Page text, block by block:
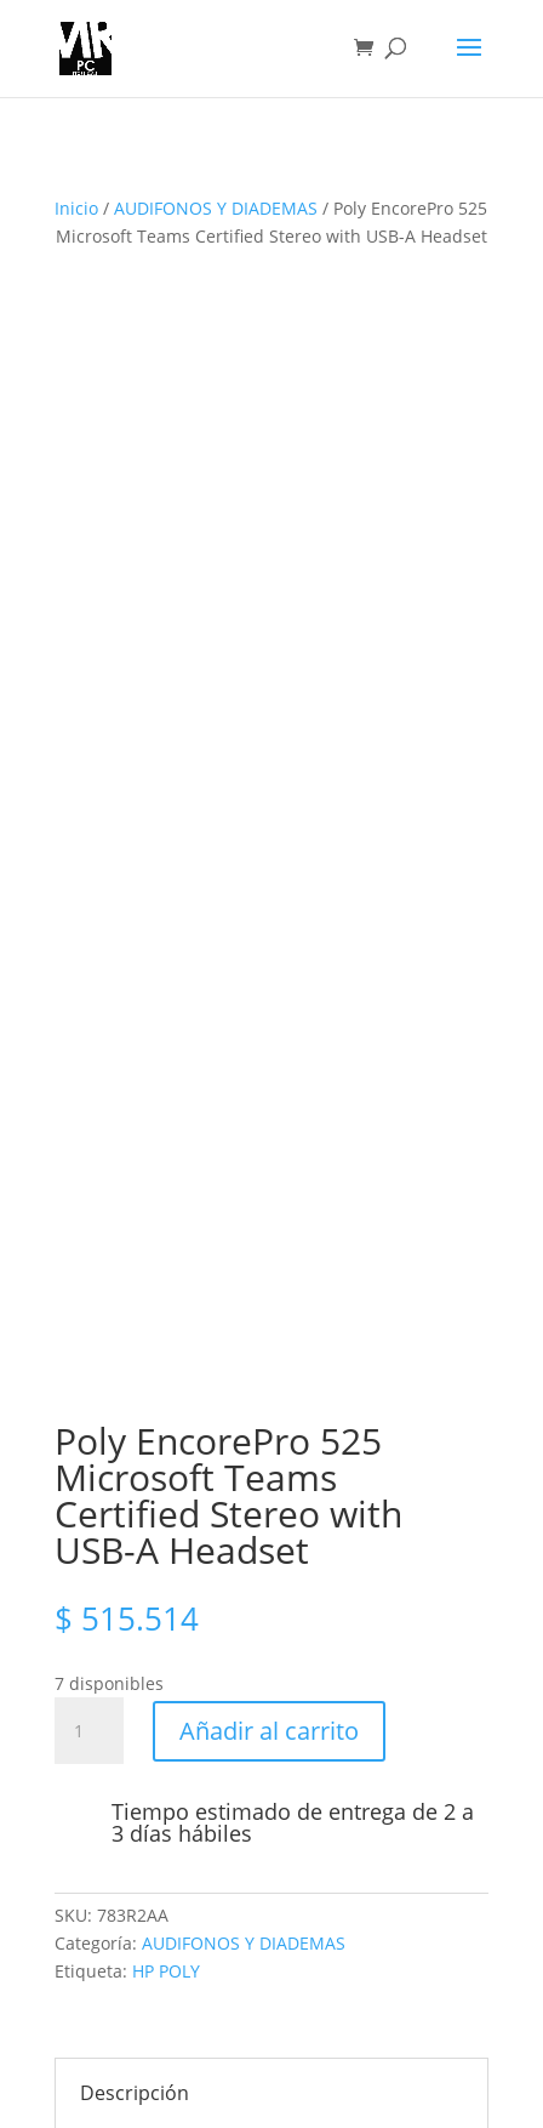
Inicio /AUDIFONOS Y DIADEMAS / Poly EncorePro 525
Microsoft Teams Certified Stereo with USB-A Headset
Poly EncorePro 525
Microsoft Teams
Certified Stereo with
USB-A Headset
$ 515.514
7 disponibles
EncorePro
Certified
with
USB-
A
Headset
Añadir al carrito
Tiempo estimado de entrega de 2 a
3 días hábiles
SKU: 783R2AA
Categoría: AUDIFONOS Y DIADEMAS
Etiqueta: HP POLY
Descripción